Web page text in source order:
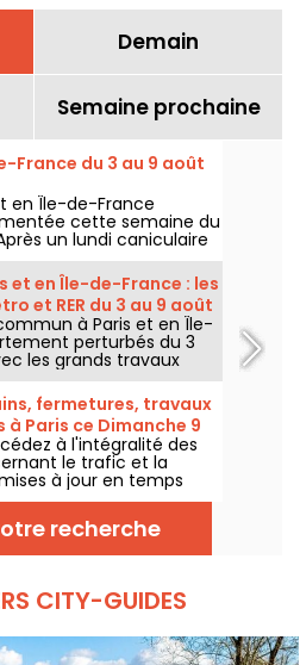
Demain
Semaine prochaine
France du 3 au 9 août
en Île-de-France
cette semaine du
un lundi caniculaire
d’orages, les
baisser
temps plus chaud et
end.
et en Île-de-France : les
et RER du 3 au 9 août
à Paris et en Île-
perturbés du 3
les grands travaux
très durement
la RATP et SNCF.
fermetures, travaux
Paris ce Dimanche 9
à l'intégralité des
le trafic et la
à jour en temps
de la RATP,
grands évènements et
vous donne toutes les
à connaître avant de
recherche
CITY-GUIDES